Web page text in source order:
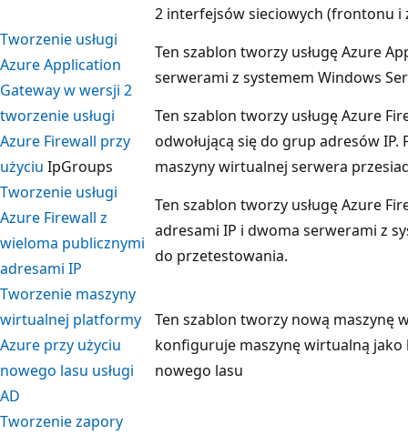
2 interfejsów sieciowych (frontonu i
Tworzenie usługi
Azure Application
Gateway w wersji 2
Ten szablon tworzy usługę Azure
serwerami z systemem Windows
tworzenie usługi
Azure Firewall przy
użyciu IpGroups
Ten szablon tworzy usługę Azure
odwołującą się do grup adresów
maszyny wirtualnej serwera
Tworzenie usługi
Azure Firewall z
wieloma publicznymi
adresami IP
Ten szablon tworzy usługę Azure
adresami IP i dwoma serwerami z
do przetestowania.
Tworzenie maszyny
wirtualnej platformy
Azure przy użyciu
nowego lasu usługi
AD
Ten szablon tworzy nową maszynę
konfiguruje maszynę wirtualną jako
nowego lasu
Tworzenie zapory